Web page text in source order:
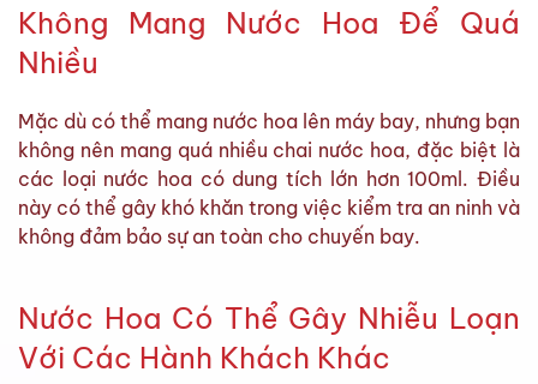
Không Mang Nước Hoa Để Quá
Nhiều
Mặc dù có thể mang nước hoa lên máy bay, nhưng bạn
không nên mang quá nhiều chai nước hoa, đặc biệt là
các loại nước hoa có dung tích lớn hơn 100ml. Điều
này có thể gây khó khăn trong việc kiểm tra an ninh và
không đảm bảo sự an toàn cho chuyến bay.
Nước Hoa Có Thể Gây Nhiễu Loạn
Với Các Hành Khách Khác